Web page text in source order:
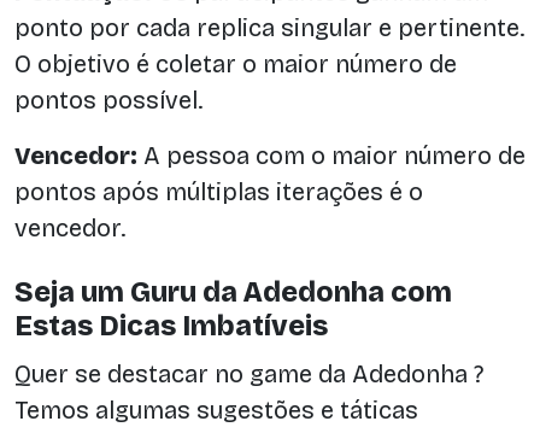
ponto por cada replica singular e pertinente.
O objetivo é coletar o maior número de
pontos possível.
Vencedor: A pessoa com o maior número de
pontos após múltiplas iterações é o
vencedor.
Seja um Guru da Adedonha com
Estas Dicas Imbatíveis
Quer se destacar no game da Adedonha ?
Temos algumas sugestões e táticas